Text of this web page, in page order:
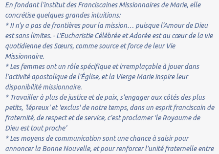
En fondant l’institut des Franciscaines Missionnaires de Marie, elle
concrétise quelques grandes intuitions:
* II n’y a pas de frontières pour la mission… puisque l’Amour de Dieu
est sans limites. - L'Eucharistie Célébrée et Adorée est au cœur de la vie
quotidienne des Sœurs, comme source et force de leur Vie
Missionnaire.
* Les femmes ont un rôle spécifique et irremplaçable à jouer dans
l’activité apostolique de l’Église, et la Vierge Marie inspire leur
disponibilité missionnaire.
* Travailler à plus de justice et de paix, s’engager aux côtés des plus
petits, 'lépreux' et 'exclus' de notre temps, dans un esprit franciscain de
fraternité, de respect et de service, c’est proclamer 'le Royaume de
Dieu est tout proche'
* Les moyens de communication sont une chance à saisir pour
annoncer la Bonne Nouvelle, et pour renforcer l’unité fraternelle entre